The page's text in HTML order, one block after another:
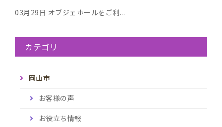
03月29日 オブジェホールをご利...
カテゴリ
岡山市
お客様の声
お役立ち情報